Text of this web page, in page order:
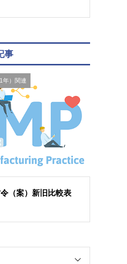
事
年）関連
（案）新旧比較表